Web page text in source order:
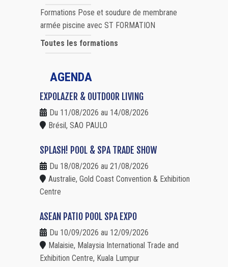
Formations Pose et soudure de membrane
armée piscine avec ST FORMATION
Toutes les formations
AGENDA
EXPOLAZER & OUTDOOR LIVING
Du 11/08/2026 au 14/08/2026
Brésil, SAO PAULO
SPLASH! POOL & SPA TRADE SHOW
Du 18/08/2026 au 21/08/2026
Australie, Gold Coast Convention & Exhibition
Centre
ASEAN PATIO POOL SPA EXPO
Du 10/09/2026 au 12/09/2026
Malaisie, Malaysia International Trade and
Exhibition Centre, Kuala Lumpur